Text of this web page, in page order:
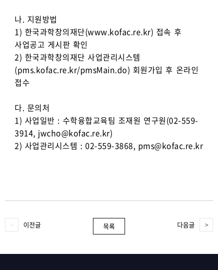
나. 지원방법
1) 한국과학창의재단(www.kofac.re.kr) 접속 후
사업공고 게시판 확인
2) 한국과학창의재단 사업관리시스템
(pms.kofac.re.kr/pmsMain.do) 회원가입 후 온라인
접수
다. 문의처
1) 사업일반 : 수학융합교육팀 조재원 연구원(02-559-
3914, jwcho@kofac.re.kr)
2) 사업관리시스템 : 02-559-3868, pms@kofac.re.kr
이전글 목록 다음글